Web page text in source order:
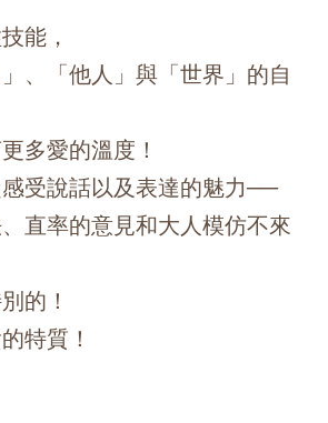
能，
、「他人」與「世界」的自
多愛的溫度！
受說話以及表達的魅力──
直率的意見和大人模仿不來
的！
特質！